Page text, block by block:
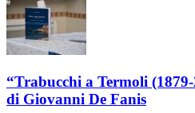
“Trabucchi a Termoli
di Giovanni De Fanis